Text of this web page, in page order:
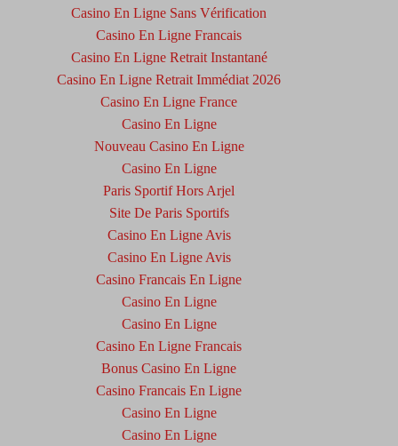
Casino En Ligne Sans Vérification
Casino En Ligne Francais
Casino En Ligne Retrait Instantané
Casino En Ligne Retrait Immédiat 2026
Casino En Ligne France
Casino En Ligne
Nouveau Casino En Ligne
Casino En Ligne
Paris Sportif Hors Arjel
Site De Paris Sportifs
Casino En Ligne Avis
Casino En Ligne Avis
Casino Francais En Ligne
Casino En Ligne
Casino En Ligne
Casino En Ligne Francais
Bonus Casino En Ligne
Casino Francais En Ligne
Casino En Ligne
Casino En Ligne